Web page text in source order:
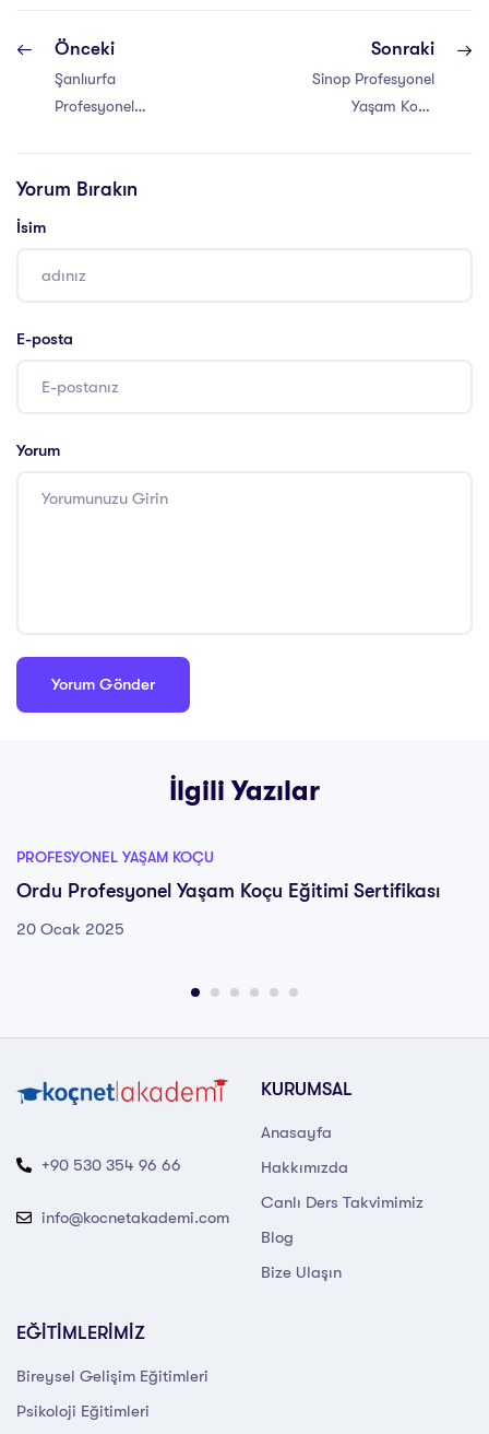
Önceki
Şanlıurfa
Profesyonel
Sonraki
Sinop Profesyonel
Yaşam Koçu
Yorum Bırakın
İsim
E-posta
Yorum
İlgili Yazılar
PROFESYONEL YAŞAM KOÇU
Ordu Profesyonel Yaşam Koçu Eğitimi Sertifikası
20 Ocak 2025
+90 530 354 96 66
info@kocnetakademi.com
KURUMSAL
Anasayfa
Hakkımızda
Canlı Ders Takvimimiz
Blog
Bize Ulaşın
EĞİTİMLERİMİZ
Bireysel Gelişim Eğitimleri
Psikoloji Eğitimleri